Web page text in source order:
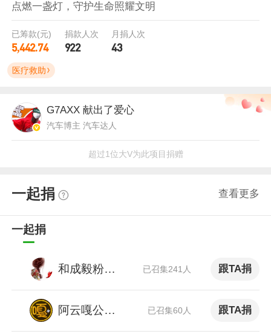
点燃一盏灯，守护生命照耀文明
已筹款(元)
5,442.74
捐款人次
922
月捐人次
43
医疗救助
G7AXX 献出了爱心
汽车博主 汽车达人
超过1位大V为此项目捐赠
查看更多
一起捐
一起捐
和成毅粉丝一起捐助 已召集241人 跟TA捐
阿云嘎公益小站 已召集60人 跟TA捐